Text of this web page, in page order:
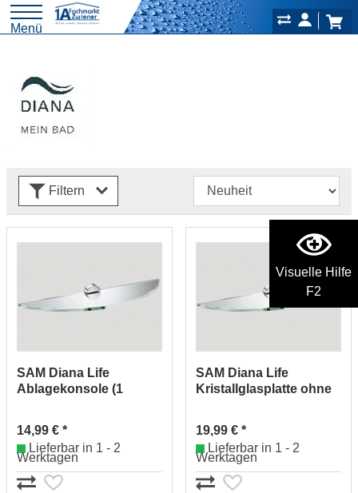
Visuelle Hilfe
F2
Menü
Filtern
SAM Diana Life
Ablagekonsole (1
14,99 € *
Lieferbar in 1 - 2
Werktagen
SAM Diana Life
Kristallglasplatte ohne
19,99 € *
Lieferbar in 1 - 2
Werktagen